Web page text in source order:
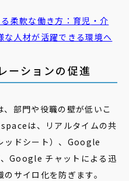
柔軟な働き方： 育児 ・介
な人材が活躍できる環境へ
ーションの促進
部門や役職の壁が低いこ
は、リアルタイムの共
ッドシート）、Google
Google チャットによる迅
サイロ化を防ぎます。